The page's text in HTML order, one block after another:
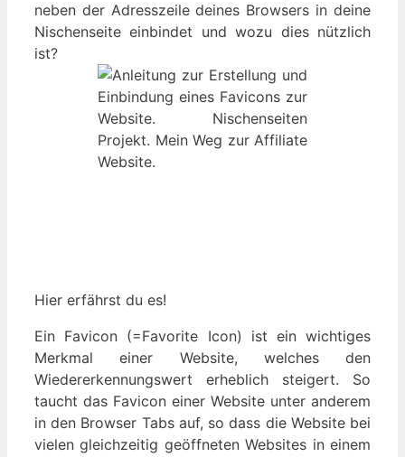
neben der Adresszeile deines Browsers in deine
Nischenseite einbindet und wozu dies nützlich
ist?
Hier erfährst du es!
Ein Favicon (=Favorite Icon) ist ein wichtiges
Merkmal einer Website, welches den
Wiedererkennungswert erheblich steigert. So
taucht das Favicon einer Website unter anderem
in den Browser Tabs auf, so dass die Website bei
vielen gleichzeitig geöffneten Websites in einem